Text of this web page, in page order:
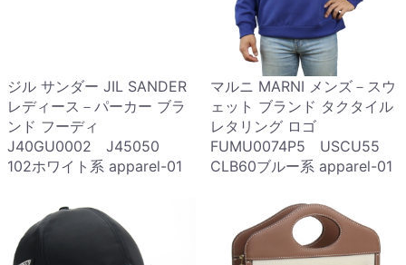
ジル サンダー JIL SANDER
レディース－パーカー ブラ
ンド フーディ
J40GU0002 J45050
102ホワイト系 apparel-01
マルニ MARNI メンズ－スウ
ェット ブランド タクタイル
レタリング ロゴ
FUMU0074P5 USCU55
CLB60ブルー系 apparel-01